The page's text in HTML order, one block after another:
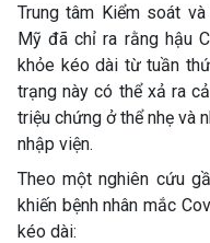
Trung tâm Kiểm soát
Mỹ đã chỉ ra rằng hậu
khỏe kéo dài từ tuần
trạng này có thể xả ra
triệu chứng ở thể nhẹ và
nhập viện.
Theo một nghiên cứu
khiến bệnh nhân mắc
kéo dài: